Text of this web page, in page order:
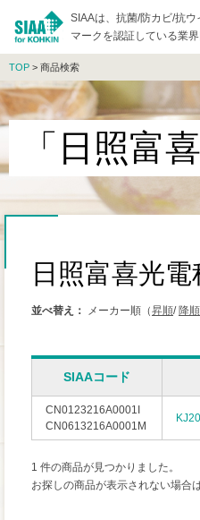
SIAAは、抗菌/防カビ/抗ウ
マークを認証している業界
TOP > 商品検索
「日照富
日照富喜光電
並べ替え： メーカー順（昇順/ 降順
SIAAコード
CN0123216A0001I
CN0613216A0001M
1 件の商品が見つかりました。
お探しの商品が表示されない場合